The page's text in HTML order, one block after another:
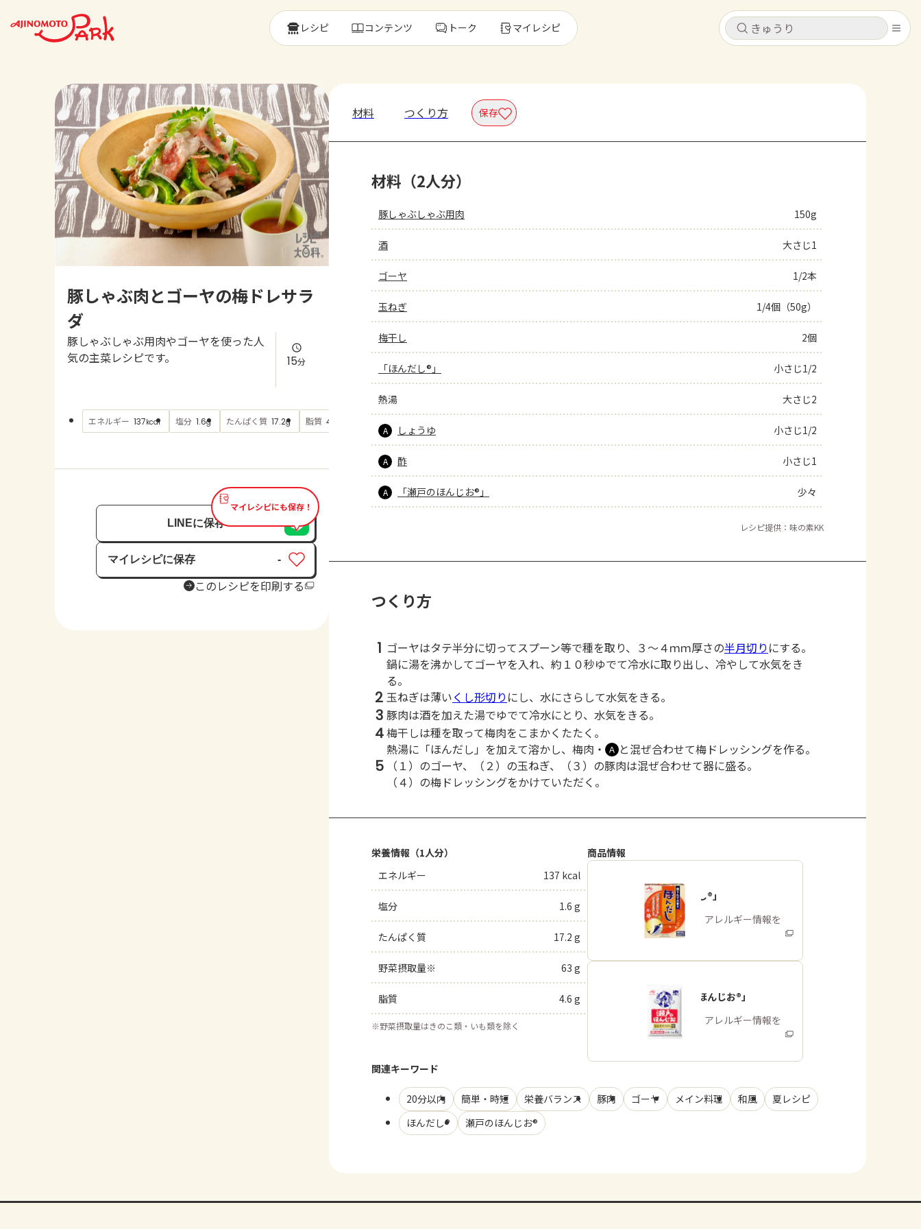
キャンセル
レシピ
トーク
よくあるお問い合わせ
AJINOMOTO PARK とは
キャンセル
レシピ コンテンツ トーク マイレシピ
豚しゃぶ肉とゴーヤの梅ドレサラ
ダ
豚しゃぶしゃぶ用肉やゴーヤを使った人
気の主菜レシピです。
15分
エネルギー 137kcal 塩分 1.6g たんぱく質 17.2g 脂質 4.6 もっと見る
マイレシピにも保存！
LINEに保存
マイレシピに保存
保存済み
-
このレシピを印刷する
材料 つくり方 保存
材料（2人分）
豚しゃぶしゃぶ用肉 150g
酒 大さじ1
ゴーヤ 1/2本
玉ねぎ 1/4個（50g）
梅干し 2個
「ほんだし®」 小さじ1/2
熱湯 大さじ2
A しょうゆ 小さじ1/2
A 酢 小さじ1
A 「瀬戸のほんじお®」 少々
レシピ提供：味の素KK
つくり方
1 ゴーヤはタテ半分に切ってスプーン等で種を取り、３～４ｍｍ厚さの半月切り にする。
鍋に湯を沸かしてゴーヤを入れ、約１０秒ゆでて冷水に取り出し、冷やして水気をき
る。
2 玉ねぎは薄いくし形切り にし、水にさらして水気をきる。
3 豚肉は酒を加えた湯でゆでて冷水にとり、水気をきる。
4梅干しは種を取って梅肉をこまかくたたく。
熱湯に「ほんだし」を加えて溶かし、梅肉・
Ａ と混ぜ合わせて梅ドレッシングを作る。
5
（１）のゴーヤ、（２）の玉ねぎ、（３）の豚肉は混ぜ合わせて器に盛る。
（４）の梅ドレッシングをかけていただく。
栄養情報（1人分）
エネルギー
137 kcal
塩分 1.6 g
たんぱく質 17.2 g
野菜摂取量※ 63 g
脂質 4.6 g
※野菜摂取量はきのこ類・いも類を除く
商品情報
「ほんだし®」
商品・アレルギー情報を
みる
「瀬戸のほんじお®」
商品・アレルギー情報を
みる
関連キーワード
20分以内 簡単・時短 栄養バランス 豚肉 ゴーヤ メイン料理 和風
夏レシピ
ほんだし®
瀬戸のほんじお®